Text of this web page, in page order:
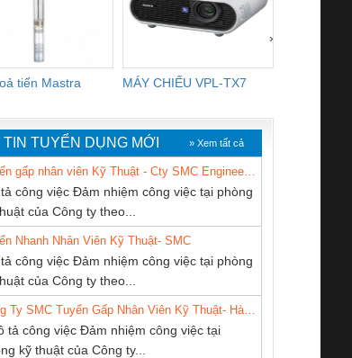
tiển Mastra MÁY CHIẾU VPL-TX7
›
1X2
Bộ giám sát chuỗi
tấm pin
TRANSCLINIC 16I+
1K5 L (2433950000)
Bộ giám sát dòng
TRANSCLINIC 16I+
(2008130000)
CÔNG TY TNHH
THƯƠNG MẠI
THIÊN ÂN VIỆT
NAM
CÔNG TY TNHH
VIỆT NAM
TUYỂN DỤNG MỚI » Xem tất cả
công việc Đảm nhiệm công việc tại phòng
của Công ty theo...
Nhanh Nhân Viên Kỹ Thuật- SMC
công việc Đảm nhiệm công việc tại phòng
của Công ty theo...
tả công việc Đảm nhiệm công việc tại
kỹ thuật của Công ty...